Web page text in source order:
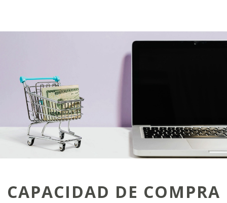
CAPACIDAD DE COMPRA